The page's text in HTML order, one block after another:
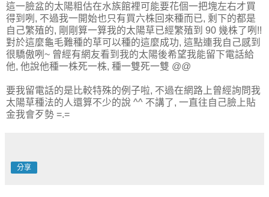
這一臉盆的太陽粗估在水族館裡可能要花個一把塊左右才買
得到咧, 不過我一開始也只有買六株回來種而已, 剩下的都是
自己繁殖的, 剛剛算一算我的太陽草已經繁殖到 90 幾株了咧!!
對於這麼龜毛難種的草可以種的這麼成功, 這點連我自己感到
很驕傲咧~ 曾經有網友看到我的太陽後希望我能留下電話給
他, 他說他種一株死一株, 種一雙死一雙 @@
要我留電話的是比較特殊的例子啦, 不過在網路上曾經詢問我
太陽草種法的人還算不少的說 ^^ 不講了, 一直往自己臉上貼
金我會歹勢 =.=
分享